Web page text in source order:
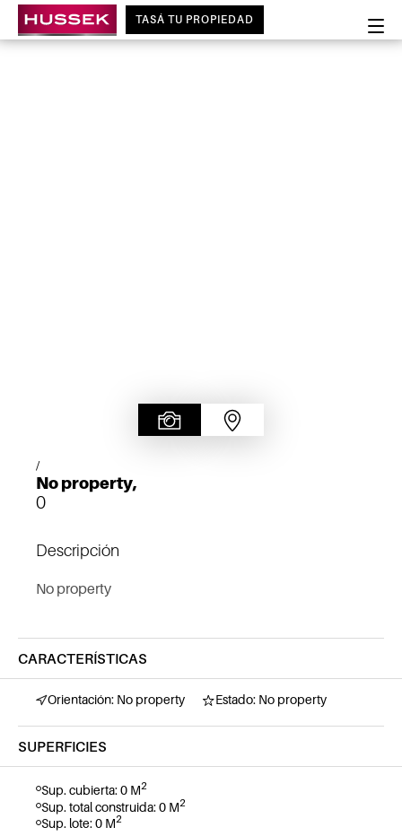
TASÁ TU PROPIEDAD
/
No property,
0
Descripción
No property
CARACTERÍSTICAS
Orientación: No property Estado: No property
SUPERFICIES
Sup. cubierta: 0 M2
Sup. total construida: 0 M2
Sup. lote: 0 M2